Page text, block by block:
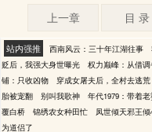
上一章 目 录
站内强推 西南风云：三十年江湖往事
贬后，我强大身世曝光
权力巅峰：从借
铺：只收凶物
穿成女屠夫后，全村去逃荒
胎被宠翻
别叫我歌神 年代1979：带着
覆白桥
锦绣农女种田忙 凤世倾天邪王
为道侣了